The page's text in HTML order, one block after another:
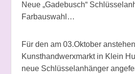
Neue „Gadebusch“
Farbauswahl…
Für den am 03.Oktober
Kunsthandwerxmarkt in Klein
neue Schlüsselanhänger